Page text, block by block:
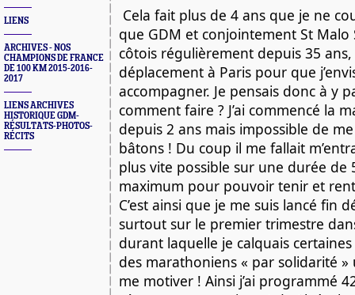
LIENS
ARCHIVES - NOS
CHAMPIONS DE FRANCE
DE 100 KM 2015-2016-
2017
LIENS ARCHIVES
HISTORIQUE GDM-
RÉSULTATS-PHOTOS-
RÉCITS
que GDM et conjointement St Malo
côtois régulièrement depuis 35
déplacement à Paris pour que
accompagner. Je pensais donc à y
comment faire ? J’ai commencé la
depuis 2 ans mais impossible de
bâtons ! Du coup il me fallait
plus vite possible sur une durée de
maximum pour pouvoir tenir et
C’est ainsi que je me suis lancé fin
surtout sur le premier trimestre
durant laquelle je calquais certaines
des marathoniens « par solidarité
me motiver ! Ainsi j’ai programmé